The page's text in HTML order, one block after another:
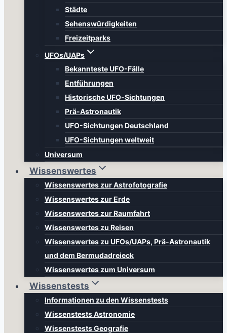
Städte
Sehenswürdigkeiten
Freizeitparks
UFOs/UAPs
Bekannteste UFO-Fälle
Entführungen
Historische UFO-Sichtungen
Prä-Astronautik
UFO-Sichtungen Deutschland
UFO-Sichtungen weltweit
Universum
Wissenswertes
Wissenswertes zur Astrofotografie
Wissenswertes zur Erde
Wissenswertes zur Raumfahrt
Wissenswertes zu Reisen
Wissenswertes zu UFOs/UAPs, Prä-Astronautik
und dem Bermudadreieck
Wissenswertes zum Universum
Wissenstests
Informationen zu den Wissenstests
Wissenstests Astronomie
Wissenstests Geografie